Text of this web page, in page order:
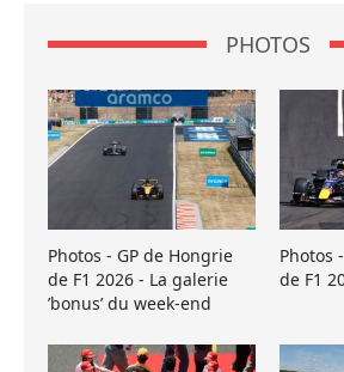
PHOTOS
Photos - GP de Hongrie
de F1 2026 - La galerie
’bonus’ du week-end
Photos
de F1